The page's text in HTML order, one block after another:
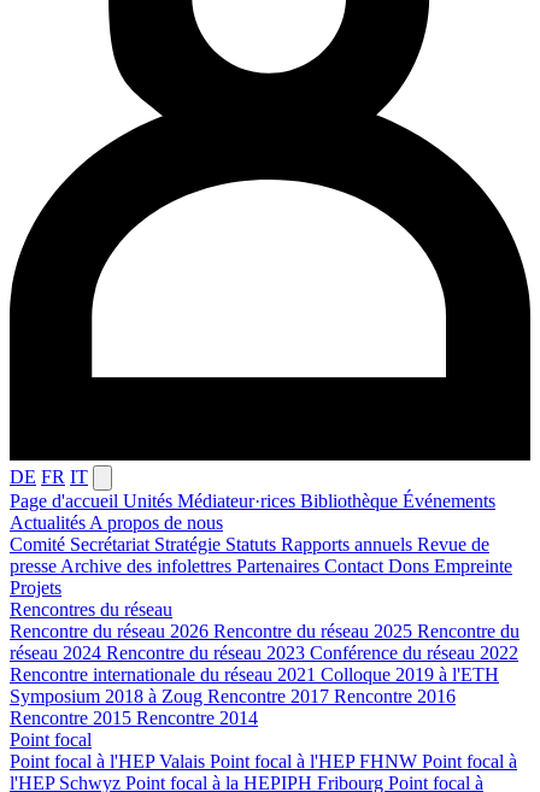
DE FR IT
Page d'accueil Unités Médiateur·rices Bibliothèque Événements
Actualités A propos de nous
Comité Secrétariat Stratégie Statuts Rapports annuels Revue de
presse Archive des infolettres Partenaires Contact Dons Empreinte
Projets
Rencontres du réseau
Rencontre du réseau 2026 Rencontre du réseau 2025 Rencontre du
réseau 2024 Rencontre du réseau 2023 Conférence du réseau 2022
Rencontre internationale du réseau 2021 Colloque 2019 à l'ETH
Symposium 2018 à Zoug Rencontre 2017 Rencontre 2016
Rencontre 2015 Rencontre 2014
Point focal
Point focal à l'HEP Valais Point focal à l'HEP FHNW Point focal à
l'HEP Schwyz Point focal à la HEPIPH Fribourg Point focal à